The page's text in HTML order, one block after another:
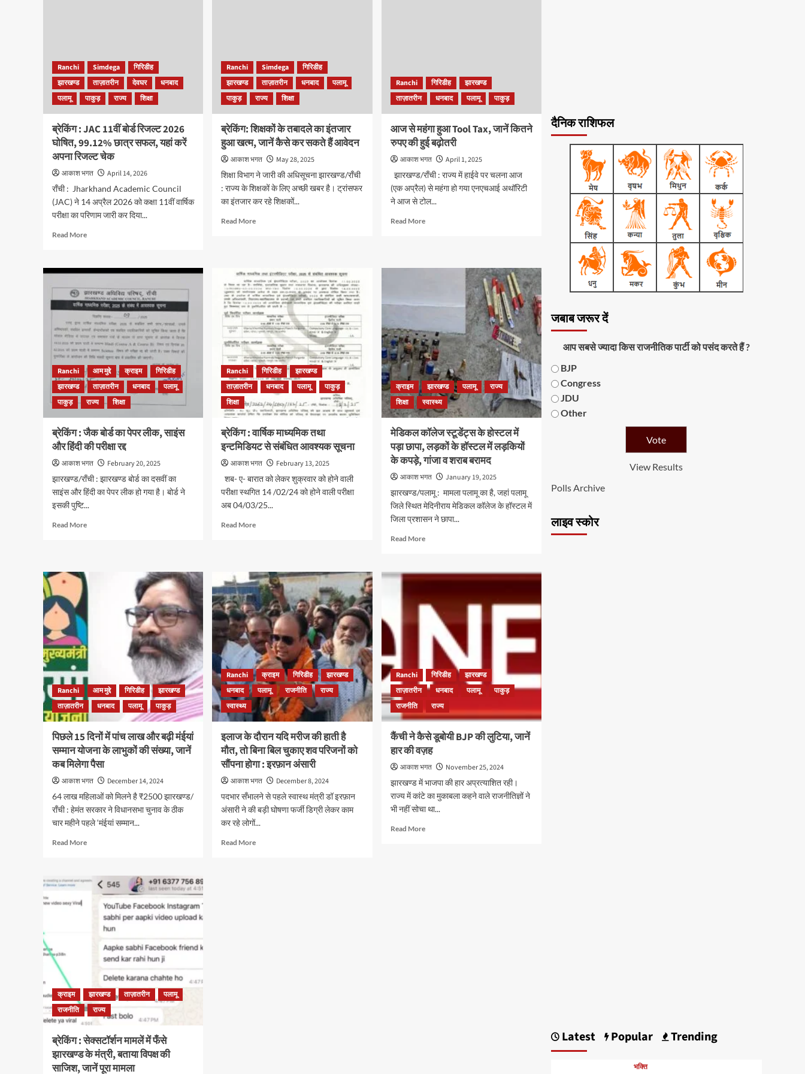
Ranchi Simdega
गिरिडीह
झारखण्ड
ताज़ातरीन देवघर
धनबाद
पलामू
पाकुड़ राज्य शिक्षा
ब्रेकिंग : JAC 11वीं बोर्ड रिजल्ट 2026
घोषित, 99.12% छात्र सफल, यहां करें
अपना रिजल्ट चेक
आकाश भगत
April 14, 2026
राँची : Jharkhand Academic Council
(JAC) ने 14 अप्रैल 2026 को कक्षा 11वीं वार्षिक
परीक्षा का परिणाम जारी कर दिया...
Read MoreRead
ब्रेकिंग
JAC
11वीं
बोर्ड
रिजल्ट
2026
घोषित,
99.12%
छात्र
सफल,
यहां
करें
रिजल्ट
चेक
Ranchi Simdega
गिरिडीह
झारखण्ड
ताज़ातरीन धनबाद
पलामू
पाकुड़
राज्य शिक्षा
ब्रेकिंग: शिक्षकों के तबादले का इंतजार
हुआ खत्म, जानें कैसे कर सकते हैं आवेदन
आकाश भगत
May 28, 2025
शिक्षा विभाग ने जारी की अधिसूचना झारखण्ड/राँची
: राज्य के शिक्षकों के लिए अच्छी खबर है। ट्रांसफर
का इंतजार कर रहे शिक्षकों...
Read MoreRead
के
तबादले
का
इंतजार
हुआ
खत्म,
जानें
कैसे
कर
सकते
आवेदन
Ranchi गिरिडीह
झारखण्ड
ताज़ातरीन
धनबाद पलामू पाकुड़
आज से महंगा हुआ Tool Tax, जानें कितने
रुपए की हुई बढ़ोतरी
आकाश भगत
April 1, 2025
झारखण्ड/राँची : राज्य में हाईवे पर चलना आज
(एक अप्रैल) से महंगा हो गया एनएचआई अथॉरिटी
ने आज से टोल...
Read MoreRead
कितने
रुपए
की
हुई
बढ़ोतरी
Ranchi आम मुद्दे क्राइम
गिरिडीह
झारखण्ड
ताज़ातरीन धनबाद
पलामू
पाकुड़
राज्य शिक्षा
ब्रेकिंग : जैक बोर्ड का पेपर लीक, साइंस
और हिंदी की परीक्षा रद्द
आकाश भगत
February 20, 2025
झारखण्ड/राँची : झारखण्ड बोर्ड का दसवीं का
साइंस और हिंदी का पेपर लीक हो गया है। बोर्ड ने
इसकी पुष्टि...
Read MoreRead
जैक
बोर्ड
लीक,
और
हिंदी
की
परीक्षा
Ranchi गिरिडीह
झारखण्ड
ताज़ातरीन
धनबाद पलामू
पाकुड़
शिक्षा
ब्रेकिंग : वार्षिक माध्यमिक तथा
इन्टमिडियट से संबंधित आवश्यक सूचना
आकाश भगत
February 13, 2025
शब- ए- बारात को लेकर शुक्रवार को होने वाली
परीक्षा स्थगित 14 /02/24 को होने वाली परीक्षा
अब 04/03/25...
Read MoreRead
वार्षिक
माध्यमिक
तथा
इन्टमिडियट
से
संबंधित
आवश्यक
सूचना
क्राइम झारखण्ड पलामू
राज्य
शिक्षा
स्वास्थ्य
मेडिकल कॉलेज स्टूडेंट्स के होस्टल में
पड़ा छापा, लड़कों के हॉस्टल में लड़कियों
के कपड़े, गांजा व शराब बरामद
आकाश भगत
January 19, 2025
झारखण्ड/पलामू : मामला पलामू का है, जहां पलामू
जिले स्थित मेदिनीराय मेडिकल कॉलेज के हॉस्टल में
जिला प्रशासन ने छापा...
Read MoreRead
मेडिकल
कॉलेज
के
होस्टल
पड़ा
हॉस्टल
लड़कियों
के
कपड़े,
गांजा
व
शराब
Ranchi आम मुद्दे गिरिडीह
झारखण्ड
ताज़ातरीन
धनबाद पलामू पाकुड़
पिछले 15 दिनों में पांच लाख और बढ़ी मंईयां
सम्मान योजना के लाभुकों की संख्या, जानें
कब मिलेगा पैसा
आकाश भगत
December 14, 2024
64 लाख महिलाओं को मिलने है ₹2500 झारखण्ड/
राँची : हेमंत सरकार ने विधानसभा चुनाव के ठीक
चार महीने पहले ‘मंईयां सम्मान...
Read MoreRead
पिछले
योजना
के
लाभुकों
की
संख्या,
जानें
कब
मिलेगा
Ranchi क्राइम गिरिडीह
झारखण्ड
धनबाद
पलामू राजनीति
राज्य
स्वास्थ्य
इलाज के दौरान यदि मरीज की हाती है
मौत, तो बिना बिल चुकाए शव परिजनों को
सौंपना होगा : इरफ़ान अंसारी
आकाश भगत
December 8, 2024
पदभार सँभालने से पहले स्वास्थ मंत्री डॉ इरफ़ान
अंसारी ने की बड़ी घोषणा फर्जी डिग्री लेकर काम
कर रहे लोगों...
Read MoreRead
Ranchi गिरिडीह
झारखण्ड
ताज़ातरीन
धनबाद पलामू
पाकुड़
राजनीति
राज्य
कैंची ने कैसे डूबोयी BJP की लुटिया, जानें
हार की वज़ह
आकाश भगत
November 25, 2024
झारखण्ड में भाजपा की हार अप्रत्याशित रही।
राज्य में कांटे का मुकाबला कहने वाले राजनीतिज्ञों ने
भी नहीं सोचा था...
Read MoreRead
क्राइम झारखण्ड ताज़ातरीन
पलामू
राजनीति
राज्य
ब्रेकिंग : सेक्सटॉर्शन मामलें में फँसे
झारखण्ड के मंत्री, बताया विपक्ष की
साजिश, जानें पूरा मामला
दैनिक राशिफल
जबाब जरूर दें
आप सबसे ज्यादा किस राजनीतिक पार्टी को पसंद करते हैं ?
BJP
Congress
JDU
Other
View Results
Polls Archive
लाइव स्कोर
Latest Popular Trending
भक्ति